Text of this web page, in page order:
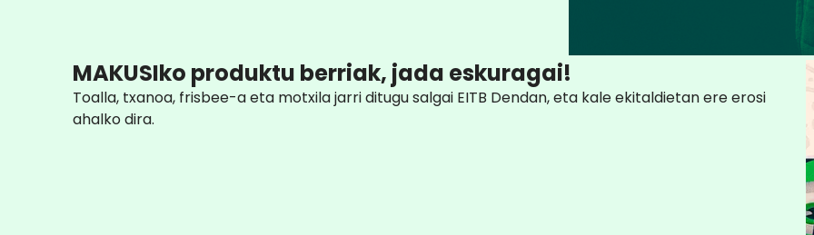
MAKUSIko produktu berriak, jada eskuragai!
Toalla, txanoa, frisbee-a eta motxila jarri ditugu salgai EITB Dendan, eta kale ekitaldietan ere erosi
ahalko dira.